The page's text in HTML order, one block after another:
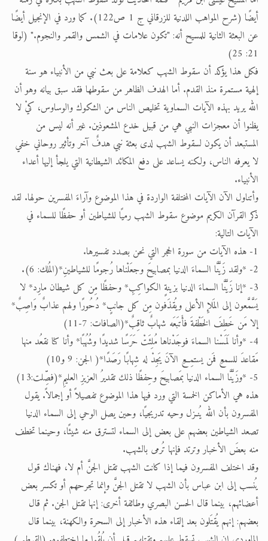
أيضًا (شرح المواهب اللدنية للزرقاني ج 1 ص122). كما ورد في الإنجيل أيضًا
عن البعثة الثانية للمسيح أنه: "تكون علامات في الشمس والقمر والنجوم." (لوقا
21: 25)
فكل هذا يؤكد أن سقوط الشهب كعلامة على بعث نبي من الأنبياء هو سنة
إلهية مستمرة منذ القدم. أما الهدف الظاهر من سقوطها فقد سبق بيانه وهو أن
الله يريد بهذه الآيات السماوية تخليص الناس من الشكوك والوساوس، كيْ لا
يظنوا أن معجزات النبي هي من قبيل خدع المشعوذين. غير أنه ليس من
المستبعد أن يكون لسقوط الشهب لدى بعثة نبي هدفٌ آخر وتأثير روحاني خفي
لا يعرفه الناس، ولكنه يساعد على دفع المكائد الشيطانية التي يلجأ إليها أعداء
الأنبياء.
وأتناول الآن الآيات المختلفة الواردة في هذا الموضوع وآراءَ المفسرين حولها. لقد
ذكر القرآن الكريم موضوع سقوط الشهب رميًا للشياطين أو حفظًا للسماء في
الآيات التالية:
1- هذه الآيات من سورة الحجر التي نحن بصدد تفسيرها.
2- *ولقد زَيَّنَّا السماءَ الدنيا بمصابيحَ وجعَلْناها رُجومًا للشياطينِ*(المُلك: 6).
3- *إنا زَيَّنَّا السماءَ الدنيا بزينةٍ الكواكِبِ* وحفظًا مِن كل شيطان مارِد* لا
يَسَّمَّعون إلى المَلإِ الأعلى ويُقذَفون مِن كل جانبٍ* دُحُورًا ولهم عذابٌ وَاصِبٌ*
إلا مَن خَطِفَ الخَطْفةَ فأَتبَعَه شهابٌ ثاقِبٌ*(الصافات: 7-11)
4- *وأنا لَمَسْنا السماءَ فوجَدْناها مُلِئَتْ حَرَسًا شديدًا وشُهُبًا* وأنا كنا نقعُد منها
مَقاعدَ للسمعِ فمَن يستمِعِ الآنَ يَجِدْ له شِهابًا رَصَدًا*( الجن: 9 و10)
5- *وزَيَّنَّا السماء الدنيا بمَصابيحَ وحِفظًا ذلك تقديرُ العزيزِ العليمِ*(فصِّلت:13)
هذه هي الأماكن الخمسة التي ورد فيها هذا الموضوع تفصيلاً أو إجمالاً. يقول
المفسرون بأن الله يُنـزل وحيه تدريجيًا، وحين يصل الوحي إلى السماء الدنيا
تصعد الشياطين بعضهم على بعض إلى السماء لتسترق منه شيئًا، وحينما تخطف
منه بعضَ الأخبار وترتد فإنها تُرمى بالشهب.
وقد اختلف المفسرون فيما إذا كانت الشهب تقتل الجنَّ أم لا، فهناك قول
يُنسب إلى ابن عباس بأن الشهب لا تقتل الجنَّ وإنما تجرحهم أو تكسر بعض
أعضائهم، بينما قال الحسن البصري وطائفة أخرى: إنها تقتل الجن. ثم قال
بعضهم: إنهم يُقتَلون بعد إلقاء هذه الأخبار إلى السحرة والكهنة، بينما قال